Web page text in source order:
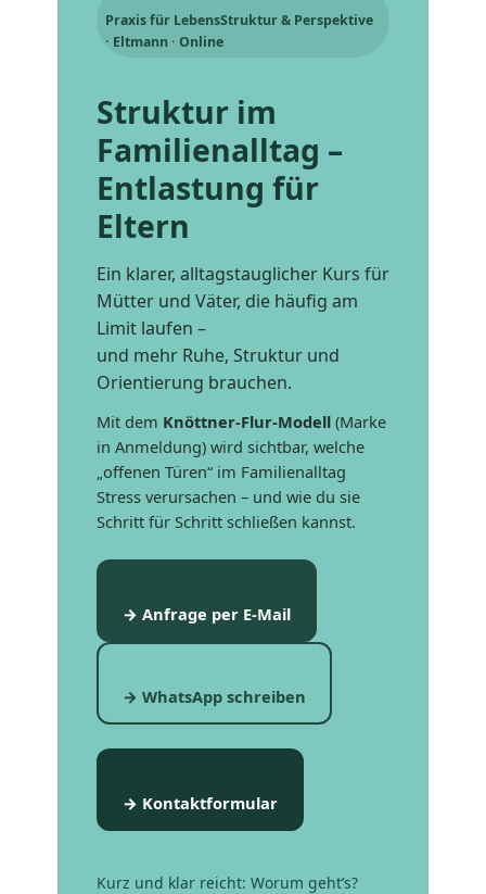
Praxis für LebensStruktur & Perspektive
· Eltmann · Online
Struktur im
Familienalltag –
Entlastung für
Eltern
Ein klarer, alltagstauglicher Kurs für
Mütter und Väter, die häufig am
Limit laufen –
und mehr Ruhe, Struktur und
Orientierung brauchen.
Mit dem Knöttner-Flur-Modell(Marke
in Anmeldung) wird sichtbar, welche
„offenen Türen“ im Familienalltag
Stress verursachen – und wie du sie
Schritt für Schritt schließen kannst.
→ Anfrage per E-Mail
→ WhatsApp schreiben
→ Kontaktformular
Kurz und klar reicht: Worum geht’s?